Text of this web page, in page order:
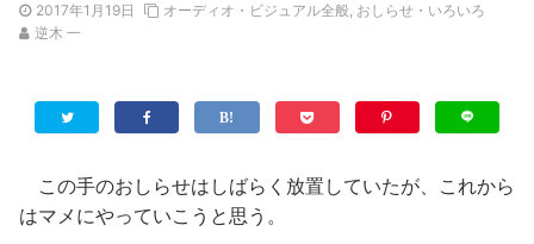
2017年1月19日 オーディオ・ビジュアル全般, おしらせ・いろいろ
逆木 一
この手のおしらせはしばらく放置していたが、これから
はマメにやっていこうと思う。